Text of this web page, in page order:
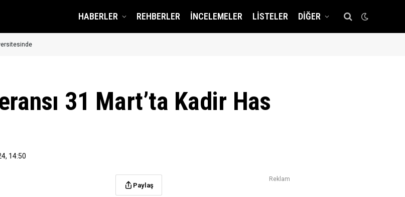
HABERLER REHBERLER İNCELEMELER LISTELER DIĞER
31 Mart’ta Kadir Has
14:50
Paylaş
Reklam